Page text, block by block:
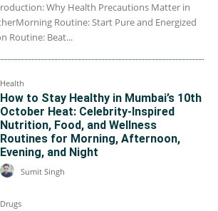
Why Health Precautions Matter in
Routine: Start Pure and Energized
Routine: Beat...
Health
How to Stay Healthy in Mumbai’s 10th
October Heat: Celebrity-Inspired
Nutrition, Food, and Wellness
Routines for Morning, Afternoon,
Evening, and Night
Sumit Singh
Drugs